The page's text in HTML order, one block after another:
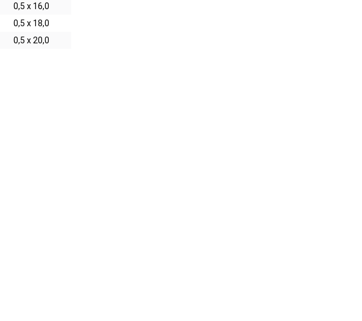
0,5 х 16,0
0,5 х 18,0
0,5 х 20,0